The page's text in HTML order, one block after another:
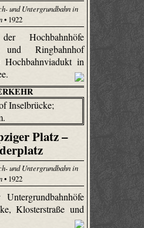
und Untergrundbahn in
• 1922
Hochbahnhöfe
Ringbahnhof
in
Platz –
und Untergrundbahn in
• 1922
Klosterstraße und